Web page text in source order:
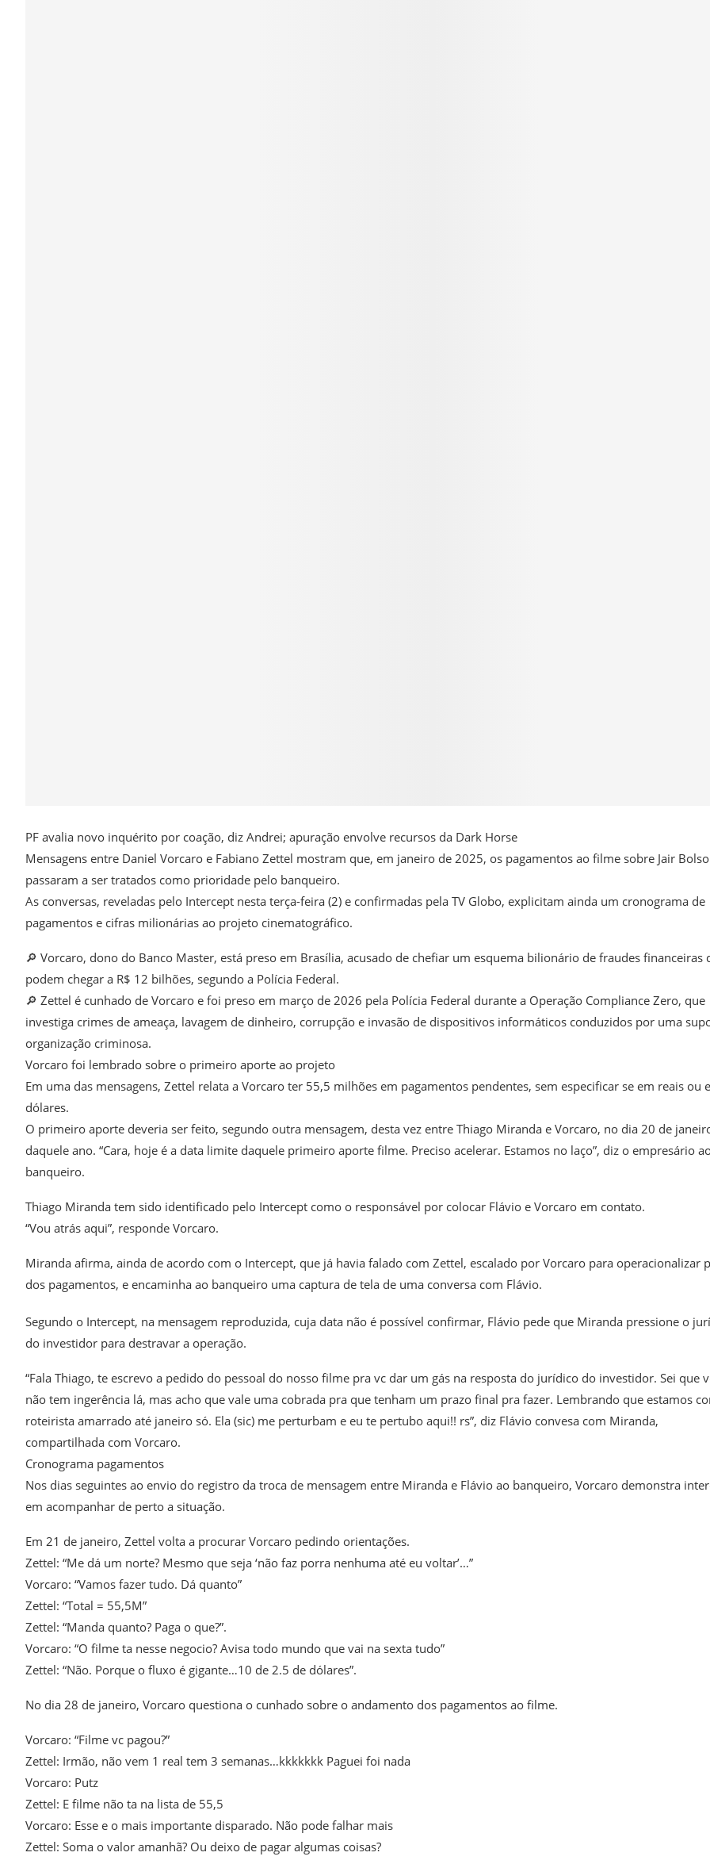
PF avalia novo inquérito por coação, diz Andrei; apuração envolve recursos da Dark Horse
Mensagens entre Daniel Vorcaro e Fabiano Zettel mostram que, em janeiro de 2025, os pagamentos ao filme sobre Jair
passaram a ser tratados como prioridade pelo banqueiro.
As conversas, reveladas pelo Intercept nesta terça-feira (2) e confirmadas pela TV Globo, explicitam ainda um cronograma de
pagamentos e cifras milionárias ao projeto cinematográfico.
🔎 Vorcaro, dono do Banco Master, está preso em Brasília, acusado de chefiar um esquema bilionário de fraudes financeiras
podem chegar a R$ 12 bilhões, segundo a Polícia Federal.
🔎 Zettel é cunhado de Vorcaro e foi preso em março de 2026 pela Polícia Federal durante a Operação Compliance Zero, que
investiga crimes de ameaça, lavagem de dinheiro, corrupção e invasão de dispositivos informáticos conduzidos por uma
organização criminosa.
Vorcaro foi lembrado sobre o primeiro aporte ao projeto
Em uma das mensagens, Zettel relata a Vorcaro ter 55,5 milhões em pagamentos pendentes, sem especificar se em reais ou
dólares.
O primeiro aporte deveria ser feito, segundo outra mensagem, desta vez entre Thiago Miranda e Vorcaro, no dia 20 de
daquele ano. “Cara, hoje é a data limite daquele primeiro aporte filme. Preciso acelerar. Estamos no laço”, diz o empresário
banqueiro.
Thiago Miranda tem sido identificado pelo Intercept como o responsável por colocar Flávio e Vorcaro em contato.
“Vou atrás aqui”, responde Vorcaro.
Miranda afirma, ainda de acordo com o Intercept, que já havia falado com Zettel, escalado por Vorcaro para operacionalizar
dos pagamentos, e encaminha ao banqueiro uma captura de tela de uma conversa com Flávio.
Segundo o Intercept, na mensagem reproduzida, cuja data não é possível confirmar, Flávio pede que Miranda pressione o
do investidor para destravar a operação.
“Fala Thiago, te escrevo a pedido do pessoal do nosso filme pra vc dar um gás na resposta do jurídico do investidor. Sei que
não tem ingerência lá, mas acho que vale uma cobrada pra que tenham um prazo final pra fazer. Lembrando que estamos
roteirista amarrado até janeiro só. Ela (sic) me perturbam e eu te pertubo aqui!! rs”, diz Flávio convesa com Miranda,
compartilhada com Vorcaro.
Cronograma pagamentos
Nos dias seguintes ao envio do registro da troca de mensagem entre Miranda e Flávio ao banqueiro, Vorcaro demonstra
em acompanhar de perto a situação.
Em 21 de janeiro, Zettel volta a procurar Vorcaro pedindo orientações.
Zettel: “Me dá um norte? Mesmo que seja ‘não faz porra nenhuma até eu voltar’…”
Vorcaro: “Vamos fazer tudo. Dá quanto”
Zettel: “Total = 55,5M”
Zettel: “Manda quanto? Paga o que?”.
Vorcaro: “O filme ta nesse negocio? Avisa todo mundo que vai na sexta tudo”
Zettel: “Não. Porque o fluxo é gigante…10 de 2.5 de dólares”.
No dia 28 de janeiro, Vorcaro questiona o cunhado sobre o andamento dos pagamentos ao filme.
Vorcaro: “Filme vc pagou?”
Zettel: Irmão, não vem 1 real tem 3 semanas…kkkkkkk Paguei foi nada
Vorcaro: Putz
Zettel: E filme não ta na lista de 55,5
Vorcaro: Esse e o mais importante disparado. Não pode falhar mais
Zettel: Soma o valor amanhã? Ou deixo de pagar algumas coisas?